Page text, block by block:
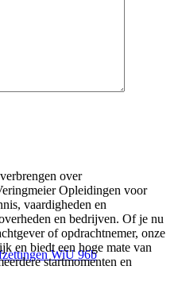
WiU 96b
over
Opleidingen voor
vaardigheden en
en bedrijven. Of je nu
of opdrachtnemer, onze
en biedt een hoge mate van
startmomenten en